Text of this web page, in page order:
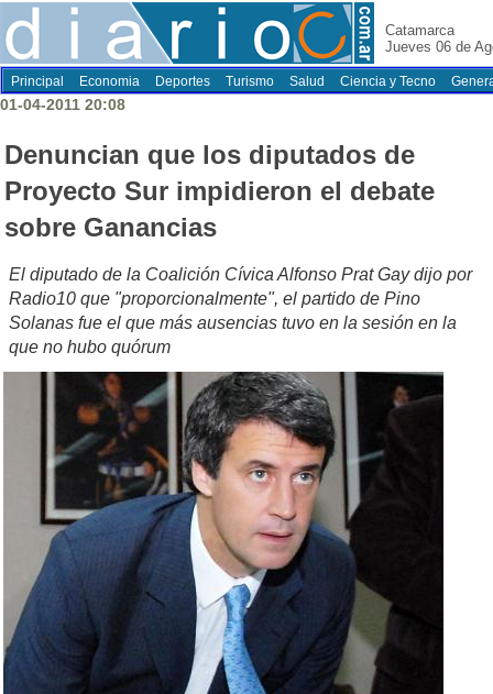
Catamarca
Jueves 06 de
Principal Economia Deportes Turismo Salud Ciencia y Tecno
01-04-2011 20:08
Denuncian que los diputados de
Proyecto Sur impidieron el debate
sobre Ganancias
El diputado de la Coalición Cívica Alfonso Prat Gay dijo por
Radio10 que "proporcionalmente", el partido de Pino
Solanas fue el que más ausencias tuvo en la sesión en la
que no hubo quórum